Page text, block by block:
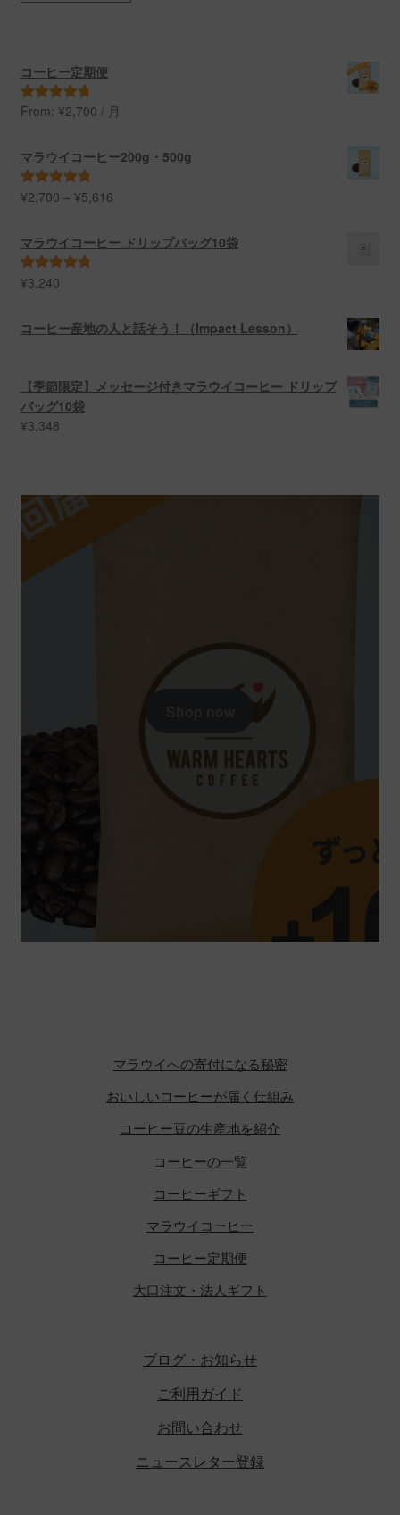
事
コーヒー定期便
5段階中4.91
From: ¥2,700 / 月
マラウイコーヒー200g・500g
5段階中
5.00
¥2,700 – ¥5,616価
¥2,700
マラウイコーヒー ドリップバッグ10袋
5段階中
¥3,240
コーヒー産地の人と話そう！（Impact Lesson）
【季節限定】メッセージ付きマラウイコーヒー ドリップ
バッグ10袋
¥3,348
マラウイへの寄付になる秘密
おいしいコーヒーが届く仕組み
コーヒー豆の生産地を紹介
コーヒーの一覧
コーヒーギフト
マラウイコーヒー
コーヒー定期便
大口注文・法人ギフト
ブログ・お知らせ
ご利用ガイド
お問い合わせ
ニュースレター登録